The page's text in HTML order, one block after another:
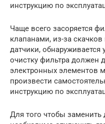
инструкцию по
Чаще всего засоряется
клапанами, из-за
датчики, обнаруживается
очистку фильтра должен
электронных элементов
произвести
инструкцию по
Для того чтобы заменить